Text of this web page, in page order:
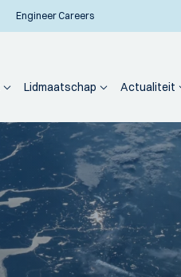
Engineer Careers
Lidmaatschap Actualiteit